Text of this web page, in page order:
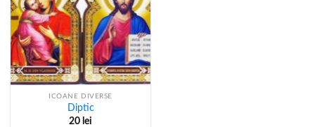
ICOANE DIVERSE
Diptic
20 lei